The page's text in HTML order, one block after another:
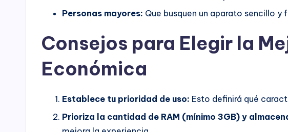
Personas mayores: Que busquen un aparato sencillo y
Consejos para Elegir la
Económica
Establece tu prioridad de uso: Esto definirá qué
Prioriza la cantidad de RAM (mínimo 3GB) y